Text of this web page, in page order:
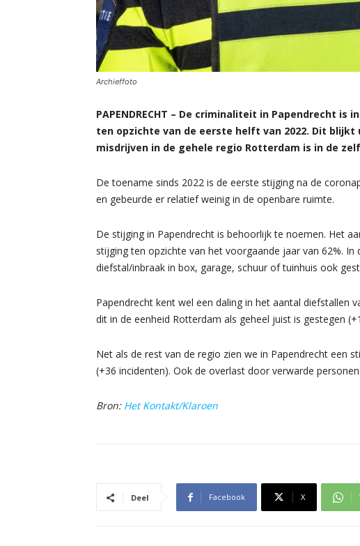
Archieffoto
PAPENDRECHT – De criminaliteit in Papendrecht
ten opzichte van de eerste helft van 2022. Dit
misdrijven in de gehele regio Rotterdam is in de
De toename sinds 2022 is de eerste stijging na de
en gebeurde er relatief weinig in de openbare ruimte.
De stijging in Papendrecht is behoorlijk te noemen. Het
stijging ten opzichte van het voorgaande jaar van 62%.
diefstal/inbraak in box, garage, schuur of tuinhuis ook
Papendrecht kent wel een daling in het aantal diefstallen
dit in de eenheid Rotterdam als geheel juist is gestegen
Net als de rest van de regio zien we in Papendrecht een
(+36 incidenten). Ook de overlast door verwarde
Bron: Het Kontakt/Klaroen
Deel Facebook X